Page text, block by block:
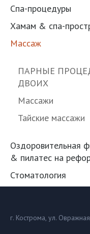
Спа-процедуры
Хамам & спа-
Массаж
ПАРНЫЕ
ДВОИХ
Массажи
Тайские массажи
Оздоровительная
& пилатес на
Стоматология
г. Кострома, ул.